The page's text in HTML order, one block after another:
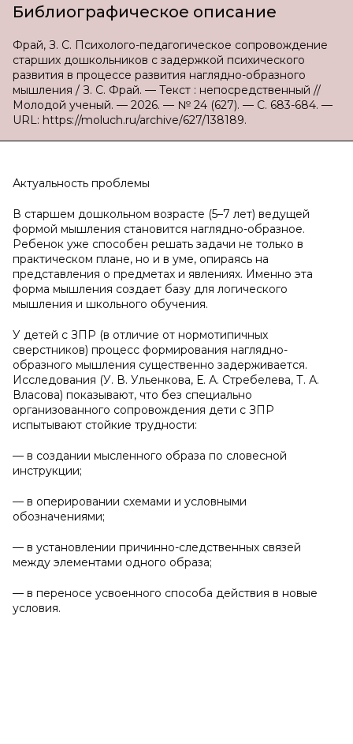
Библиографическое описание
Фрай, З. С. Психолого-педагогическое сопровождение
старших дошкольников с задержкой психического
развития в процессе развития наглядно-образного
мышления / З. С. Фрай. — Текст : непосредственный //
Молодой ученый. — 2026. — № 24 (627). — С. 683-684. —
URL: https://moluch.ru/archive/627/138189.
Актуальность проблемы
В старшем дошкольном возрасте (5–7 лет) ведущей
формой мышления становится наглядно-образное.
Ребенок уже способен решать задачи не только в
практическом плане, но и в уме, опираясь на
представления о предметах и явлениях. Именно эта
форма мышления создает базу для логического
мышления и школьного обучения.
У детей с ЗПР (в отличие от нормотипичных
сверстников) процесс формирования наглядно-
образного мышления существенно задерживается.
Исследования (У. В. Ульенкова, Е. А. Стребелева, Т. А.
Власова) показывают, что без специально
организованного сопровождения дети с ЗПР
испытывают стойкие трудности:
— в создании мысленного образа по словесной
инструкции;
— в оперировании схемами и условными
обозначениями;
— в установлении причинно-следственных связей
между элементами одного образа;
— в переносе усвоенного способа действия в новые
условия.